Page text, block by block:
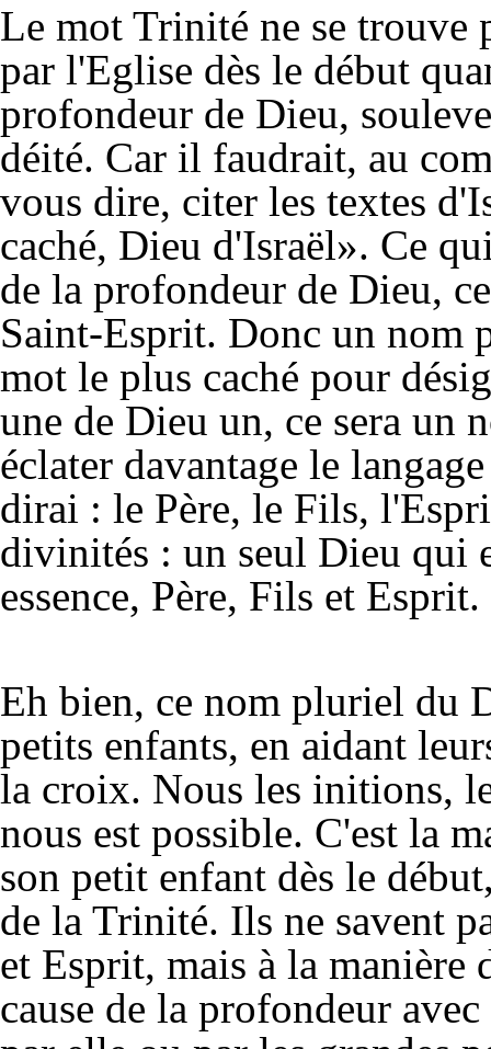
Le mot Trinité ne se trouve
par l'Eglise dès le début
profondeur de Dieu,
déité. Car il faudrait, au
vous dire, citer les textes
caché, Dieu d'Israël». Ce
de la profondeur de Dieu,
Saint-Esprit. Donc un nom
mot le plus caché pour
une de Dieu un, ce sera un
éclater davantage le
dirai : le Père, le Fils,
divinités : un seul Dieu qui
essence, Père, Fils et Esprit.
Eh bien, ce nom pluriel du
petits enfants, en aidant
la croix. Nous les initions,
nous est possible. C'est la
son petit enfant dès le
de la Trinité. Ils ne savent
et Esprit, mais à la manière
cause de la profondeur